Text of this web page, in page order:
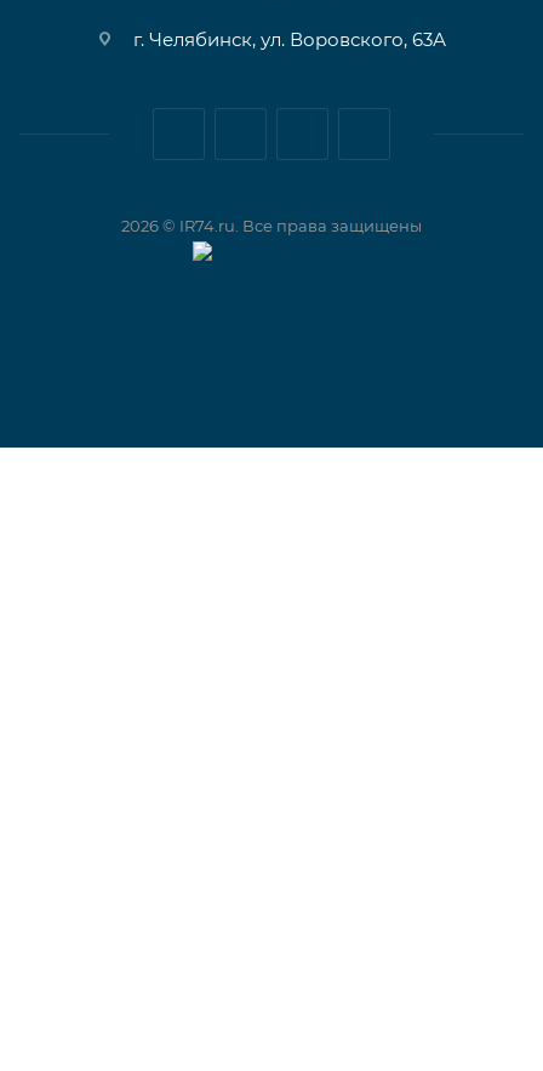
г. Челябинск, ул. Воровского, 63А
2026 © IR74.ru. Все права защищены